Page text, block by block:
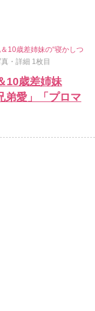
10歳差姉妹の“寝かしつ
・詳細 1枚目
10歳差姉妹
弟愛」「プロマ